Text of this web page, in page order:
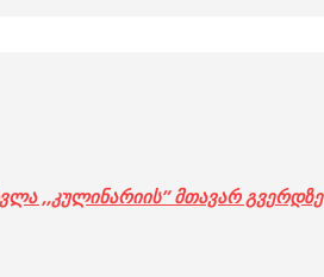
,,კულინარიის” მთავარ გვერდზე